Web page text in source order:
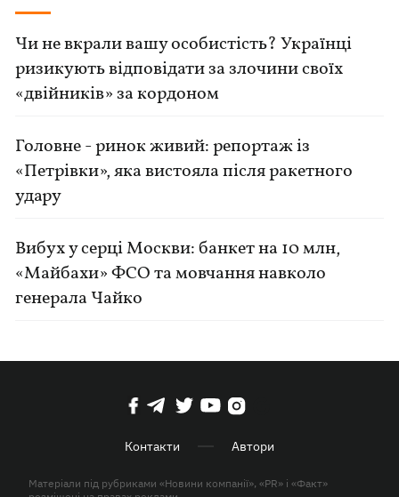
Чи не вкрали вашу особистість? Українці
ризикують відповідати за злочини своїх
«двійників» за кордоном
Головне - ринок живий: репортаж із
«Петрівки», яка вистояла після ракетного
удару
Вибух у серці Москви: банкет на 10 млн,
«Майбахи» ФСО та мовчання навколо
генерала Чайко
Контакти Автори
Матеріали під рубриками «Новини компанії», «PR» і «Факт»